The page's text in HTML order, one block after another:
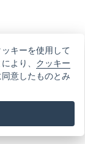
キーを使用して
より、 クッキー
意したものとみ